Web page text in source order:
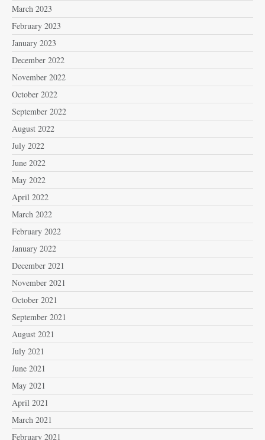
March 2023
February 2023
January 2023
December 2022
November 2022
October 2022
September 2022
August 2022
July 2022
June 2022
May 2022
April 2022
March 2022
February 2022
January 2022
December 2021
November 2021
October 2021
September 2021
August 2021
July 2021
June 2021
May 2021
April 2021
March 2021
February 2021